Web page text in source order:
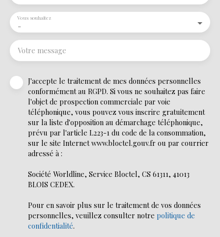
-
Vous souhaitez
Votre message
J'accepte le traitement de mes données personnelles
conformément au RGPD. Si vous ne souhaitez pas faire
l'objet de prospection commerciale par voie
téléphonique, vous pouvez vous inscrire gratuitement
sur la liste d'opposition au démarchage téléphonique,
prévu par l'article L223-1 du code de la consommation,
sur le site Internet www.bloctel.gouv.fr ou par courrier
adressé à :
Société Worldline, Service Bloctel, CS 61311, 41013
BLOIS CEDEX.
Pour en savoir plus sur le traitement de vos données
personnelles, veuillez consulter notre politique de
confidentialité.